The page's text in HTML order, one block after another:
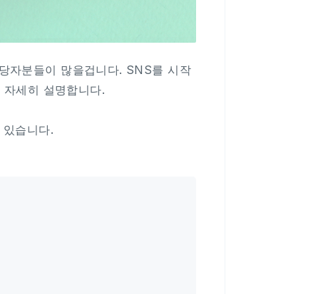
자분들이 많을겁니다. SNS를 시작
세히 설명합니다.
습니다.